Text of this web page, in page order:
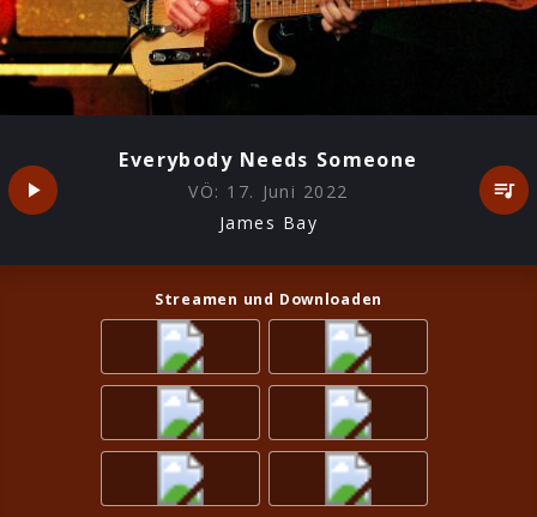
Everybody Needs Someone
VÖ: 17. Juni 2022
James Bay
Streamen und Downloaden